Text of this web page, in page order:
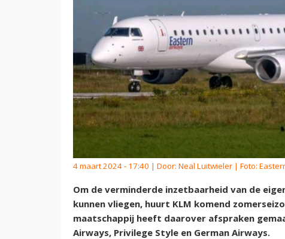
4 maart 2024 - 17:40 | Door: Neal Luitwieler | Foto:
Om de verminderde inzetbaarheid van de
kunnen vliegen, huurt KLM komend
maatschappij heeft daarover afspraken
Airways, Privilege Style en German Airways.